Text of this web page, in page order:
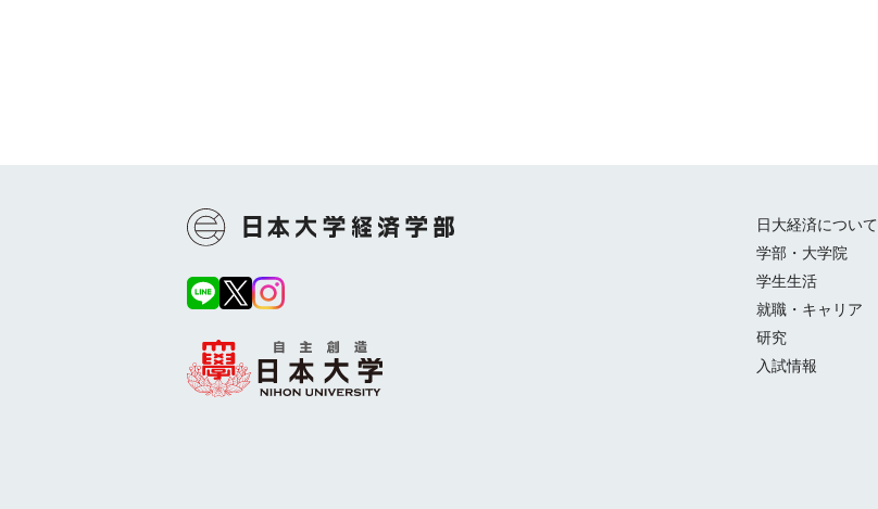
日大経済について
学部・大学院
学生生活
就職・キャリア
研究
入試情報